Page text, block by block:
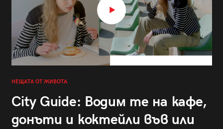
НЕЩАТА ОТ ЖИВОТА
City Guide: Водим те на кафе,
донъти и коктейли във или